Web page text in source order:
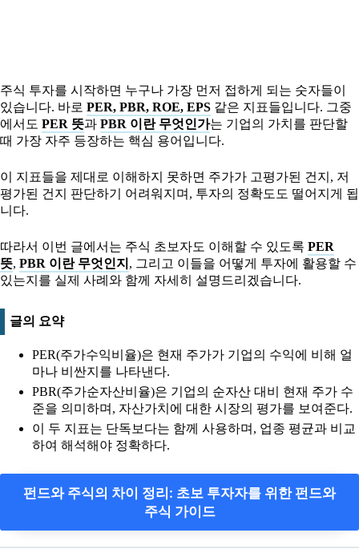
주식 투자를 시작하면 누구나 가장 먼저 접하게 되는 숫자들이
있습니다. 바로 PER, PBR, ROE, EPS 같은 지표들입니다. 그중
에서도 PER 뜻과 PBR 이란 무엇인가는 기업의 가치를 판단할
때 가장 자주 등장하는 핵심 용어입니다.
이 지표들을 제대로 이해하지 못하면 주가가 고평가된 건지, 저
평가된 건지 판단하기 어려워지며, 투자의 정확도도 떨어지게 됩
니다.
따라서 이번 글에서는 주식 초보자도 이해할 수 있도록 PER
뜻, PBR 이란 무엇인지 , 그리고 이들을 어떻게 투자에 활용할 수
있는지를 실제 사례와 함께 자세히 설명드리겠습니다.
글의 요약
PER(주가수익비율)은 현재 주가가 기업의 수익에 비해 얼
마나 비싼지를 나타낸다.
PBR(주가순자산비율)은 기업의 순자산 대비 현재 주가 수
준을 의미하며, 자산가치에 대한 시장의 평가를 보여준다.
이 두 지표는 단독보다는 함께 사용하며, 업종 평균과 비교
하여 해석해야 정확하다.
펀드와 주식의 차이 정리: 초보 투자자를 위한 펀드와
주식 가이드